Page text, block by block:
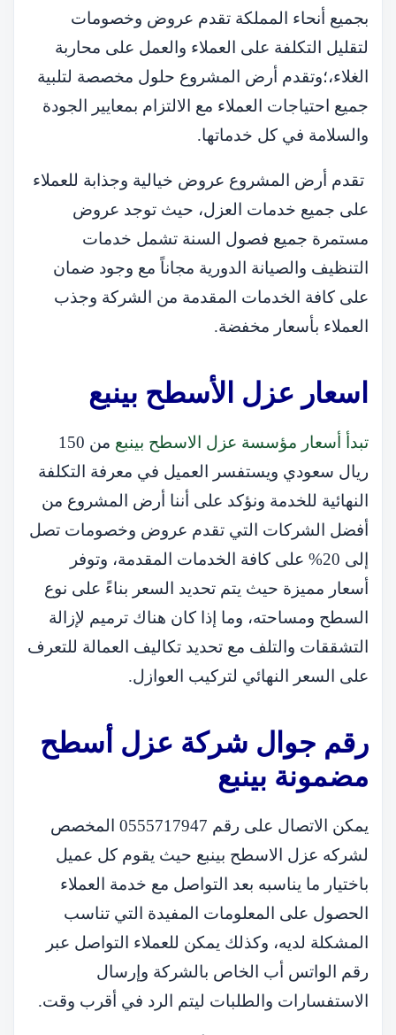
بجميع أنحاء المملكة تقدم عروض وخصومات
لتقليل التكلفة على العملاء والعمل على محاربة
الغلاء،؛وتقدم أرض المشروع حلول مخصصة لتلبية
جميع احتياجات العملاء مع الالتزام بمعايير الجودة
والسلامة في كل خدماتها.
تقدم أرض المشروع عروض خيالية وجذابة للعملاء
على جميع خدمات العزل، حيث توجد عروض
مستمرة جميع فصول السنة تشمل خدمات
التنظيف والصيانة الدورية مجاناً مع وجود ضمان
على كافة الخدمات المقدمة من الشركة وجذب
العملاء بأسعار مخفضة.
اسعار عزل الأسطح بينبع
تبدأ أسعار مؤسسة عزل الاسطح بينبع
من 150
ريال سعودي ويستفسر العميل في معرفة التكلفة
النهائية للخدمة ونؤكد على أننا أرض المشروع من
أفضل الشركات التي تقدم عروض وخصومات تصل
إلى 20% على كافة الخدمات المقدمة، وتوفر
أسعار مميزة حيث يتم تحديد السعر بناءً على نوع
السطح ومساحته، وما إذا كان هناك ترميم لإزالة
التشققات والتلف مع تحديد تكاليف العمالة للتعرف
على السعر النهائي لتركيب العوازل.
رقم جوال شركة عزل أسطح
مضمونة بينبع
يمكن الاتصال على رقم 0555717947 المخصص
لشركه عزل الاسطح بينبع حيث يقوم كل عميل
باختيار ما يناسبه بعد التواصل مع خدمة العملاء
الحصول على المعلومات المفيدة التي تناسب
المشكلة لديه، وكذلك يمكن للعملاء التواصل عبر
رقم الواتس أب الخاص بالشركة وإرسال
الاستفسارات والطلبات ليتم الرد في أقرب وقت.